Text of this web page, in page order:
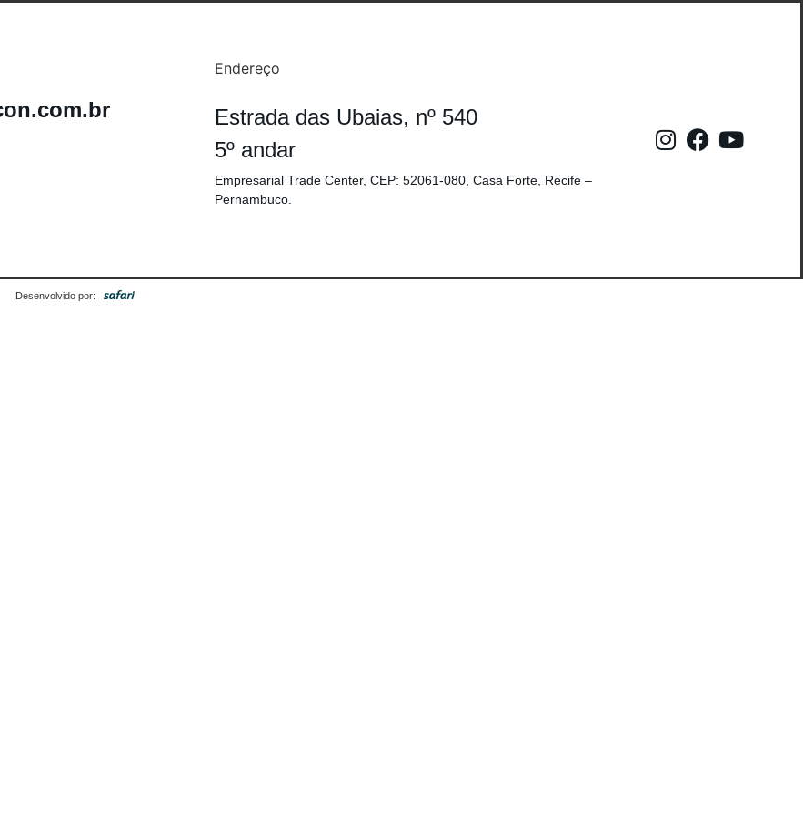
Endereço
Estrada das Ubaias, nº 540
5º andar
Empresarial Trade Center, CEP: 52061-080, Casa Forte, Recife –
Pernambuco.
Desenvolvido por: